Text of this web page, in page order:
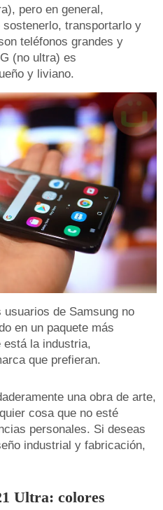
pero en general,
transportarlo y
teléfonos grandes y
(no ultra) es
y liviano.
usuarios de Samsung no
en un paquete más
está la industria,
que prefieran.
una obra de arte,
cosa que no esté
personales. Si deseas
industrial y fabricación,
Ultra: colores